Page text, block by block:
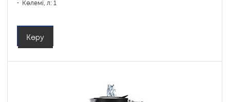
Көлемі, л: 1
Көру